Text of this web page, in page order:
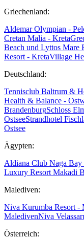
Griechenland:
Aldemar Olympian -
Cretan Malia - Kreta
Beach und Lyttos Mare
Resort - KretaVillage
Deutschland:
Tennisclub Baltrum &
Health & Balance -
BrandenburgSchloss
OstseeStrandhotel
Ostsee
Ägypten:
Aldiana Club Naga
Luxury Resort Makadi
Malediven:
Niva Kurumba Resort -
MaledivenNiva
Österreich: